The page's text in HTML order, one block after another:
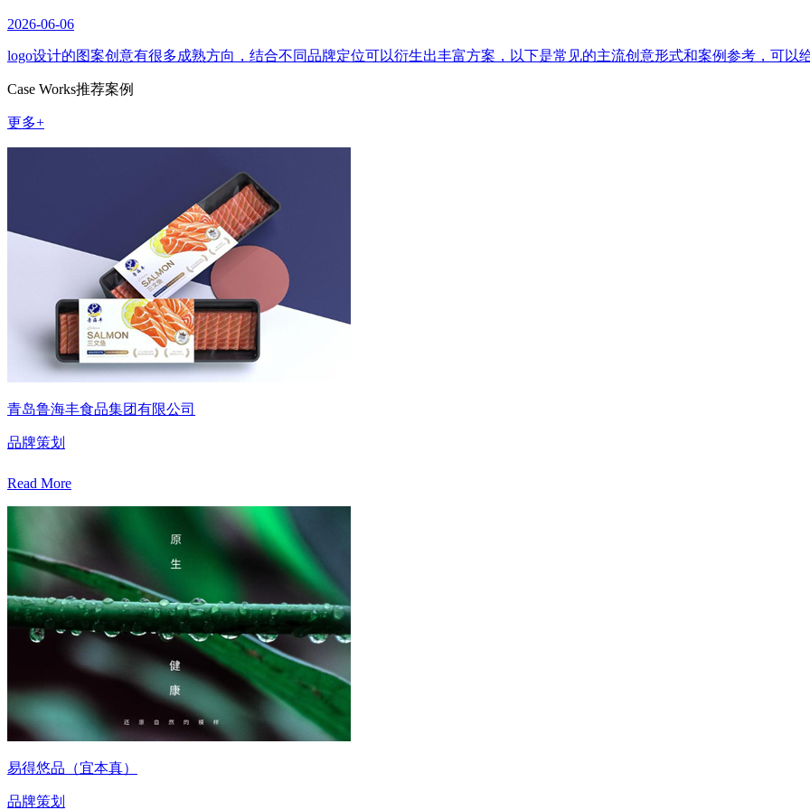
2026-06-06
logo设计的图案创意有很多成熟方向，结合不同品牌定位可以衍生出丰富方案，以下是常见的主流创意形式和案例参考，可以
Case Works推荐案例
更多+
青岛鲁海丰食品集团有限公司
品牌策划
Read More
易得悠品（宜本真）
品牌策划